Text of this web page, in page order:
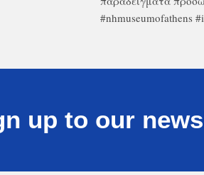
#nhmuseumofathens
up to our